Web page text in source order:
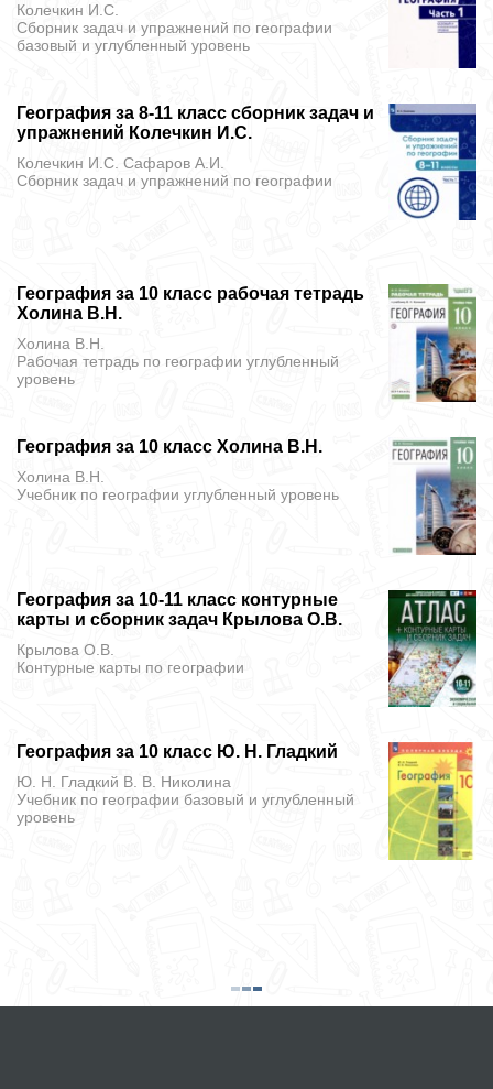
Колечкин И.С.
Сборник задач и упражнений по географии
базовый и углубленный уровень
География за 8-11 класс сборник задач и
упражнений Колечкин И.С.
Колечкин И.С. Сафаров А.И.
Сборник задач и упражнений по географии
География за 10 класс рабочая тетрадь
Холина В.Н.
Холина В.Н.
Рабочая тетрадь по географии углубленный
уровень
География за 10 класс Холина В.Н.
Холина В.Н.
Учебник по географии углубленный уровень
География за 10-11 класс контурные
карты и сборник задач Крылова О.В.
Крылова О.В.
Контурные карты по географии
География за 10 класс Ю. Н. Гладкий
Ю. Н. Гладкий В. В. Николина
Учебник по географии базовый и углубленный
уровень